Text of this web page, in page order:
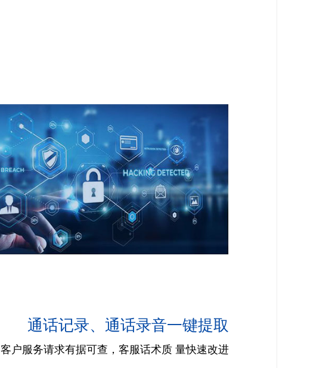
通话记录、通话录音一键提取
客户服务请求有据可查，客服话术质 量快速改进